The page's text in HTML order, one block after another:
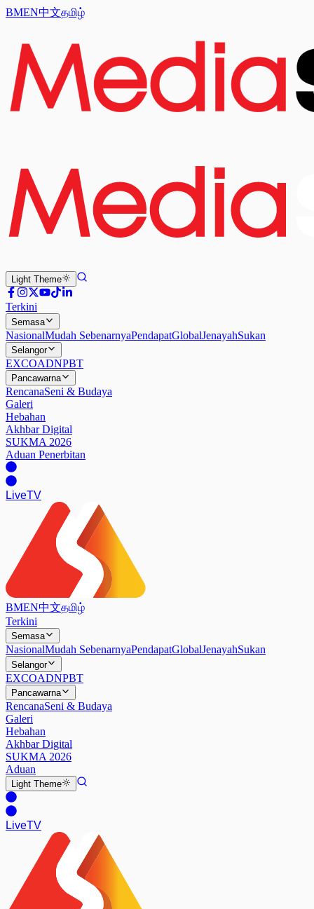
BMEN中文தமிழ்
Light Theme
Terkini
Semasa
NasionalMudah SebenarnyaPendapatGlobalJenayahSukan
Selangor
EXCOADNPBT
Pancawarna
RencanaSeni & Budaya
Galeri
Hebahan
Akhbar Digital
SUKMA 2026
Aduan Penerbitan
LiveTV
BMEN中文தமிழ்
Terkini
Semasa
NasionalMudah SebenarnyaPendapatGlobalJenayahSukan
Selangor
EXCOADNPBT
Pancawarna
RencanaSeni & Budaya
Galeri
Hebahan
Akhbar Digital
SUKMA 2026
Aduan
Light Theme
LiveTV